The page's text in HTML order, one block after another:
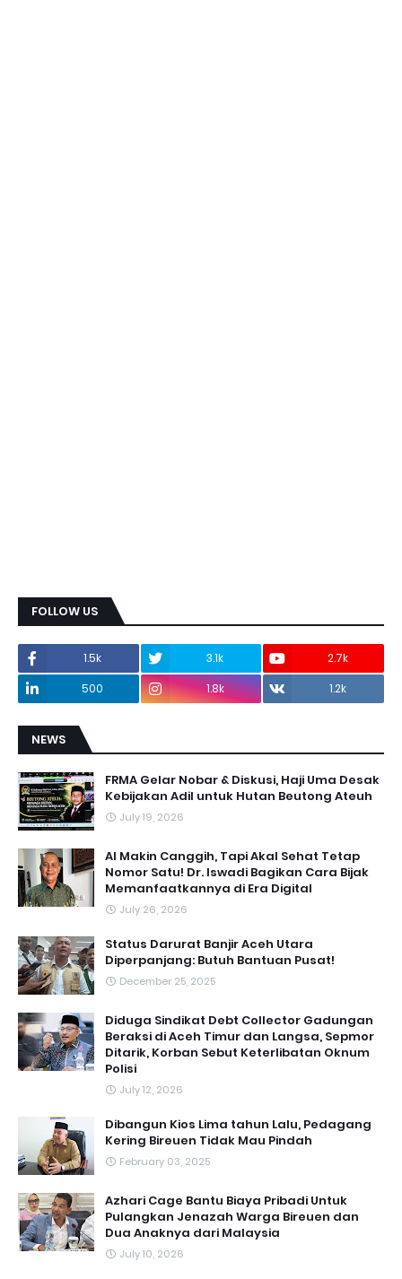
FOLLOW US
1.5k 3.1k
2.7k
500
1.8k 1.2k
NEWS
FRMA Gelar Nobar & Diskusi, Haji Uma Desak
Kebijakan Adil untuk Hutan Beutong Ateuh
July 19, 2026
AI Makin Canggih, Tapi Akal Sehat Tetap
Nomor Satu! Dr. Iswadi Bagikan Cara Bijak
Memanfaatkannya di Era Digital
July 26, 2026
Status Darurat Banjir Aceh Utara
Diperpanjang: Butuh Bantuan Pusat!
December 25, 2025
Diduga Sindikat Debt Collector Gadungan
Beraksi di Aceh Timur dan Langsa, Sepmor
Ditarik, Korban Sebut Keterlibatan Oknum
Polisi
July 12, 2026
Dibangun Kios Lima tahun Lalu, Pedagang
Kering Bireuen Tidak Mau Pindah
February 03, 2025
Azhari Cage Bantu Biaya Pribadi Untuk
Pulangkan Jenazah Warga Bireuen dan
Dua Anaknya dari Malaysia
July 10, 2026